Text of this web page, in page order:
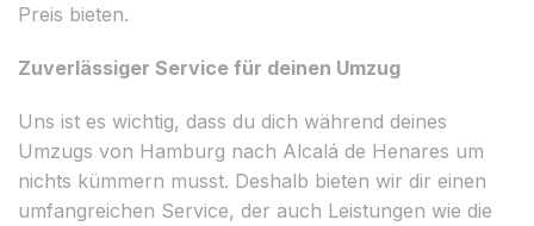
Preis bieten.
Zuverlässiger Service für deinen Umzug
Uns ist es wichtig, dass du dich während deines
Umzugs von Hamburg nach Alcalá de Henares um
nichts kümmern musst. Deshalb bieten wir dir einen
umfangreichen Service, der auch Leistungen wie die